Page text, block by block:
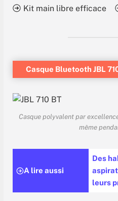
Kit main libre efficace
Casque Bluetooth JBL
Casque polyvalent par
même
A lire aussi
Des
leurs